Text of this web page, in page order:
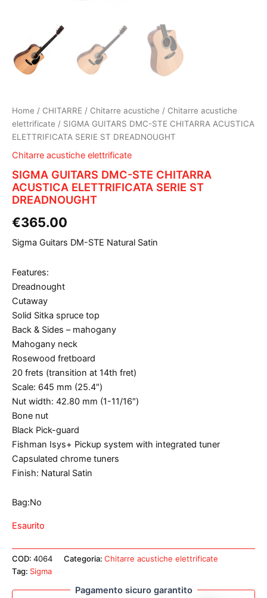
Home / CHITARRE / Chitarre acustiche / Chitarre acustiche
elettrificate / SIGMA GUITARS DMC-STE CHITARRA ACUSTICA
ELETTRIFICATA SERIE ST DREADNOUGHT
Chitarre acustiche elettrificate
SIGMA GUITARS DMC-STE CHITARRA
ACUSTICA ELETTRIFICATA SERIE ST
DREADNOUGHT
€365.00
Sigma Guitars DM-STE Natural Satin
Features:
Dreadnought
Cutaway
Solid Sitka spruce top
Back & Sides – mahogany
Mahogany neck
Rosewood fretboard
20 frets (transition at 14th fret)
Scale: 645 mm (25.4″)
Nut width: 42.80 mm (1-11/16″)
Bone nut
Black Pick-guard
Fishman Isys+ Pickup system with integrated tuner
Capsulated chrome tuners
Finish: Natural Satin
Bag:No
Esaurito
COD: 4064 Categoria: Chitarre acustiche elettrificate
Tag: Sigma
Pagamento sicuro garantito